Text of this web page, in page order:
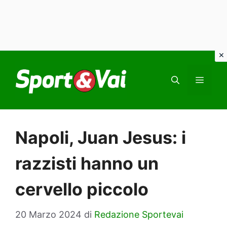
contenuto
Napoli, Juan Jesus: i
razzisti hanno un
cervello piccolo
20 Marzo 2024 di Redazione Sportevai